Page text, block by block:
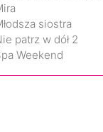
siostra
patrz w dół 2
Weekend